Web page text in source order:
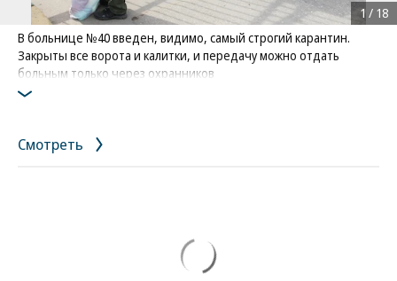
В больнице №40 введен, видимо, самый строгий карантин.
Закрыты все ворота и калитки, и передачу можно отдать
больным только через охранников
Фото: Коммерсантъ / Роман Яровицын
1 / 18
Смотреть